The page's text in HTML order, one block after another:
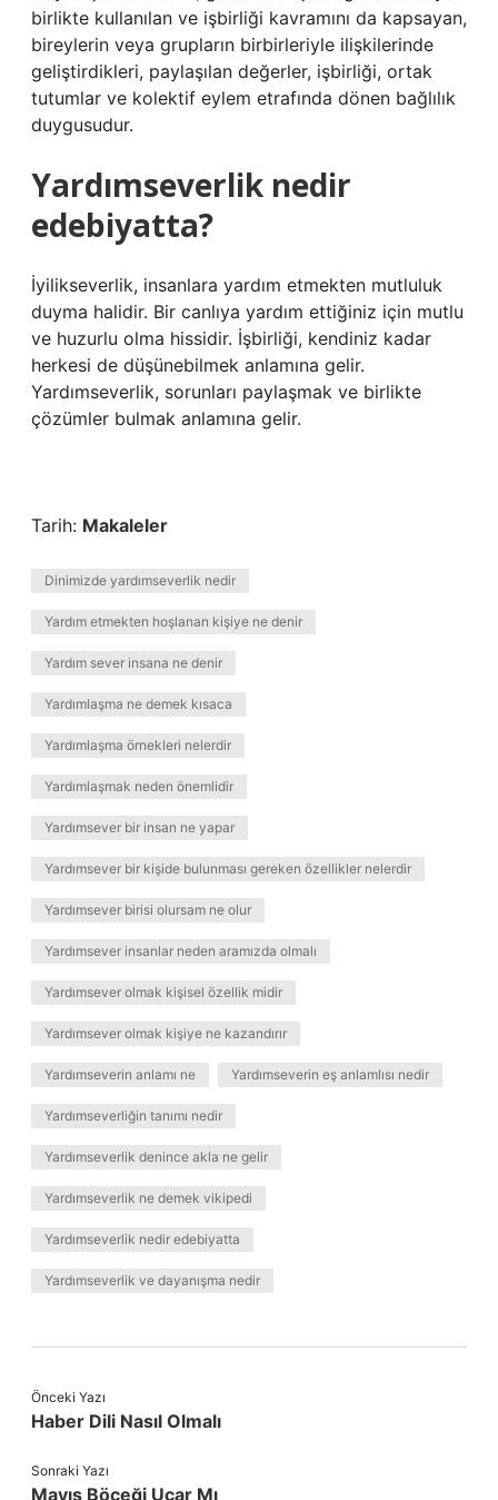
birlikte kullanılan ve işbirliği kavramını da kapsayan,
bireylerin veya grupların birbirleriyle ilişkilerinde
geliştirdikleri, paylaşılan değerler, işbirliği, ortak
tutumlar ve kolektif eylem etrafında dönen bağlılık
duygusudur.
Yardımseverlik nedir
edebiyatta?
İyilikseverlik, insanlara yardım etmekten mutluluk
duyma halidir. Bir canlıya yardım ettiğiniz için mutlu
ve huzurlu olma hissidir. İşbirliği, kendiniz kadar
herkesi de düşünebilmek anlamına gelir.
Yardımseverlik, sorunları paylaşmak ve birlikte
çözümler bulmak anlamına gelir.
Tarih: Makaleler
Dinimizde yardımseverlik nedir
Yardım etmekten hoşlanan kişiye ne denir
Yardım sever insana ne denir
Yardımlaşma ne demek kısaca
Yardımlaşma örnekleri nelerdir
Yardımlaşmak neden önemlidir
Yardımsever bir insan ne yapar
Yardımsever bir kişide bulunması gereken özellikler nelerdir
Yardımsever birisi olursam ne olur
Yardımsever insanlar neden aramızda olmalı
Yardımsever olmak kişisel özellik midir
Yardımsever olmak kişiye ne kazandırır
Yardımseverin anlamı ne Yardımseverin eş anlamlısı nedir
Yardımseverliğin tanımı nedir
Yardımseverlik denince akla ne gelir
Yardımseverlik ne demek vikipedi
Yardımseverlik nedir edebiyatta
Yardımseverlik ve dayanışma nedir
Önceki Yazı
Haber Dili Nasıl Olmalı
Sonraki Yazı
Mayıs Böceği Uçar Mı